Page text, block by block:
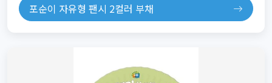
포순이 자유형 팬시 2컬러 부채